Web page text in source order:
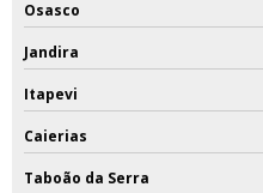
Osasco
Jandira
Itapevi
Caierias
Taboão da Serra